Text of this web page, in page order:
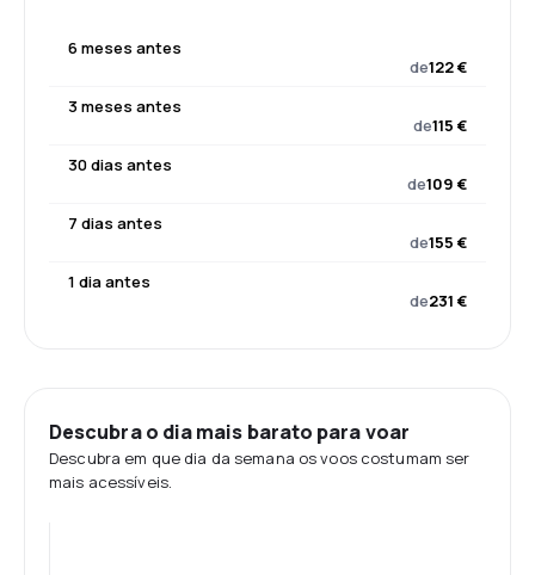
6 meses antes
de122 €
3 meses antes
de115 €
30 dias antes
de109 €
7 dias antes
de155 €
1 dia antes
de231 €
Descubra o dia mais barato para voar
Descubra em que dia da semana os voos costumam ser
mais acessíveis.